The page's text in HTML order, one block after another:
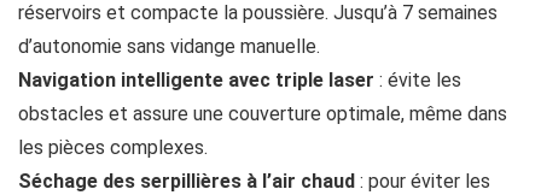
réservoirs et compacte la poussière. Jusqu’à 7 semaines
d’autonomie sans vidange manuelle.
Navigation intelligente avec triple laser : évite les
obstacles et assure une couverture optimale, même dans
les pièces complexes.
Séchage des serpillières à l’air chaud : pour éviter les